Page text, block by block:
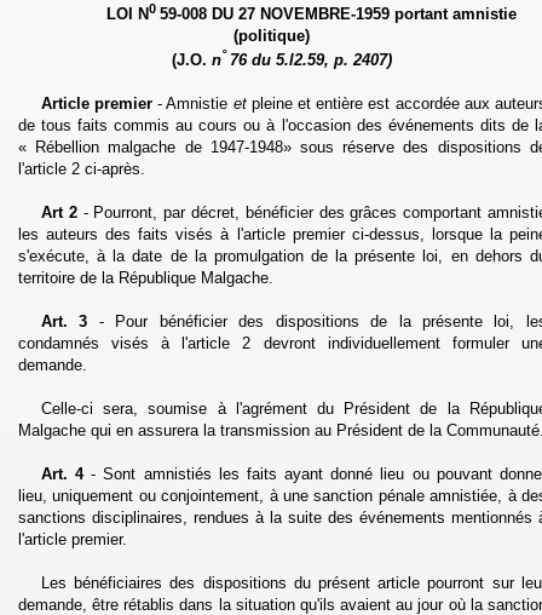
LOI N059-008 DU 27 NOVEMBRE-1959 portant amnistie
(politique)
(J.O.n° 76 du 5.l2.59, p. 2407)
Article premier - Amnistie etpleine et entière est accordée aux
de tous faits commis au cours ou à l'occasion des événements dits de
« Rébellion malgache de 1947-1948» sous réserve des dispositions
l'article 2 ci-après.
Art 2- Pourront, par décret, bénéficier des grâces comportant
les au­teurs des faits visés à l'article premier ci-dessus, lorsque la
s'exécute, à la date de la promulgation de la présente loi, en dehors
territoire de la République Malga­che.
Art. 3 - Pour bénéficier des dispositions de la présente loi,
condamnés visés à l'article 2 devront individuellement formuler
demande.
Celle-ci sera, soumise à l'agrément du Président de la
Malgache qui en assurera la transmission au Président de la
Art. 4- Sont amnistiés les faits ayant donné lieu ou pouvant
lieu, uni­quement ou conjointement, à une sanction pénale amnistiée, à
sanctions disciplinaires, rendues à la suite des événements mentionnés
l'article premier.
Les bénéficiaires des dispositions du présent article pourront sur
demande, être rétablis dans la situation qu'ils avaient au jour où la